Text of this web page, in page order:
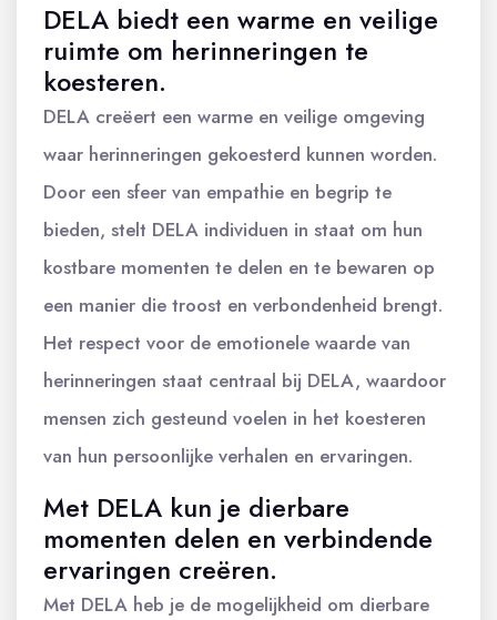
DELA biedt een warme en veilige
ruimte om herinneringen te
koesteren.
DELA creëert een warme en veilige omgeving
waar herinneringen gekoesterd kunnen worden.
Door een sfeer van empathie en begrip te
bieden, stelt DELA individuen in staat om hun
kostbare momenten te delen en te bewaren op
een manier die troost en verbondenheid brengt.
Het respect voor de emotionele waarde van
herinneringen staat centraal bij DELA, waardoor
mensen zich gesteund voelen in het koesteren
van hun persoonlijke verhalen en ervaringen.
Met DELA kun je dierbare
momenten delen en verbindende
ervaringen creëren.
Met DELA heb je de mogelijkheid om dierbare